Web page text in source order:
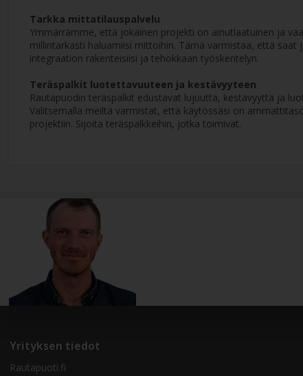
Tarkka mittatilauspalvelu
Ymmärrämme, että jokainen projekti on ainutlaatuinen ja
millintarkasti haluamiisi mittoihin. Tämä varmistaa, että
integraation rakenteisiisi ja tehokkaan työskentelyn.
Teräspalkit luotettavuuteen ja kestävyyteen
Rautapuodin teräspalkit edustavat lujuutta, kestävyyttä ja
Valitsemalla meiltä varmistat, että käytössäsi on
projektiin. Sijoita teräspalkkeihin, jotka toimivat.
Yrityksen tiedot
Rautapuoti.fi